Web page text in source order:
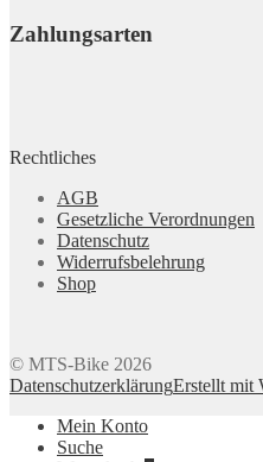
Zahlungsarten
Rechtliches
AGB
Gesetzliche Verordnungen
Datenschutz
Widerrufsbelehrung
Shop
© MTS-Bike 2026
DatenschutzerklärungErstellt mit
Mein Konto
Suche